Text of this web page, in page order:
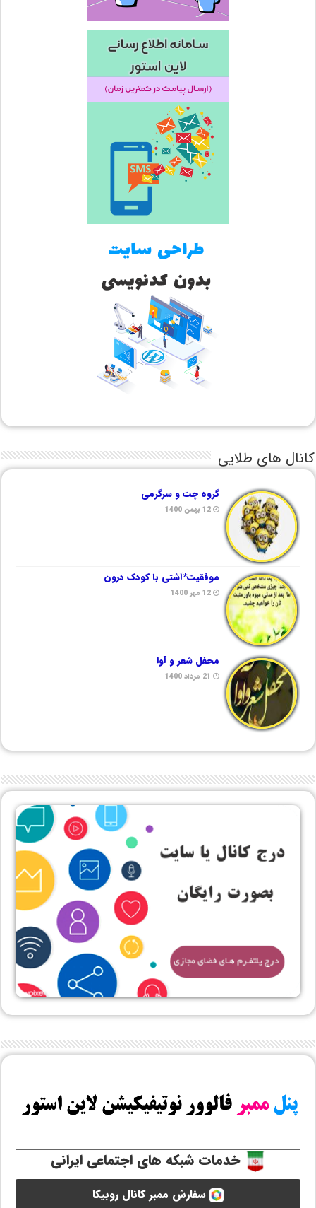
کانال های طلایی
گروه چت و سرگرمی
12 بهمن 1400
موفقیت*آشتی با کودک درون
12 مهر 1400
محفل شعر و آوا
21 مرداد 1400
خدمات شبکه های اجتماعی ایرانی
سفارش ممبر کانال روبیکا